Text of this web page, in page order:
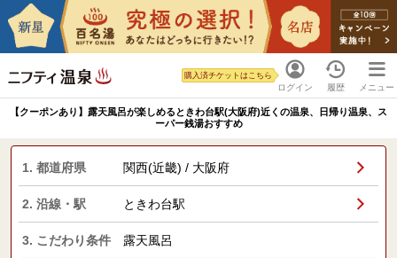
ログイン
購入済チケットはこちら
履歴 メニュー
【クーポンあり】露天風呂が楽しめるときわ台駅(大阪府)近くの温泉、日帰り温泉、ス
ーパー銭湯おすすめ
1. 都道府県 関西(近畿) / 大阪府
2. 沿線・駅 ときわ台駅
3. こだわり条件 露天風呂